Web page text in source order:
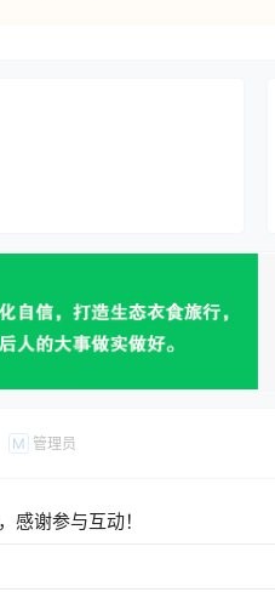
M 管理员
感谢参与互动！